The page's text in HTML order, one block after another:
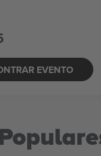
EVENTO